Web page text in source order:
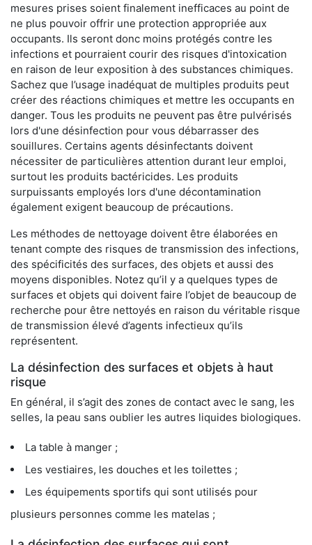
mesures prises soient finalement inefficaces au point de
ne plus pouvoir offrir une protection appropriée aux
occupants. Ils seront donc moins protégés contre les
infections et pourraient courir des risques d'intoxication
en raison de leur exposition à des substances chimiques.
Sachez que l’usage inadéquat de multiples produits peut
créer des réactions chimiques et mettre les occupants en
danger. Tous les produits ne peuvent pas être pulvérisés
lors d'une désinfection pour vous débarrasser des
souillures. Certains agents désinfectants doivent
nécessiter de particulières attention durant leur emploi,
surtout les produits bactéricides. Les produits
surpuissants employés lors d'une décontamination
également exigent beaucoup de précautions.
Les méthodes de nettoyage doivent être élaborées en
tenant compte des risques de transmission des infections,
des spécificités des surfaces, des objets et aussi des
moyens disponibles. Notez qu’il y a quelques types de
surfaces et objets qui doivent faire l’objet de beaucoup de
recherche pour être nettoyés en raison du véritable risque
de transmission élevé d’agents infectieux qu’ils
représentent.
La désinfection des surfaces et objets à haut
risque
En général, il s’agit des zones de contact avec le sang, les
selles, la peau sans oublier les autres liquides biologiques.
La table à manger ;
Les vestiaires, les douches et les toilettes ;
Les équipements sportifs qui sont utilisés pour
plusieurs personnes comme les matelas ;